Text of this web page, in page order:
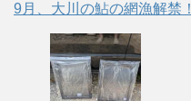
9月、大川の鮎の網漁解禁！